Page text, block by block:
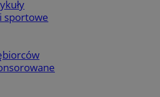
sportowe